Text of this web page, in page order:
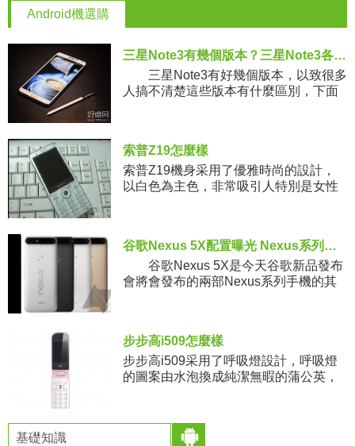
Android機選購
三星Note3有幾個版本？三星Note3各版本間有什麼區別
三星Note3有好幾個版本，以致很多
人搞不清楚這些版本有什麼區別，下面
索普Z19怎麼樣
索普Z19機身采用了優雅時尚的設計，
以白色為主色，非常吸引人特別是女性
谷歌Nexus 5X配置曝光 Nexus系列最強照相手機
谷歌Nexus 5X是今天谷歌新品發布
會將會發布的兩部Nexus系列手機的其
步步高i509怎麼樣
步步高i509采用了呼吸燈設計，呼吸燈
的圖案由水泡換成純潔無暇的蒲公英，
舉兩得。使用經典的T9數字鍵盤
基礎知識